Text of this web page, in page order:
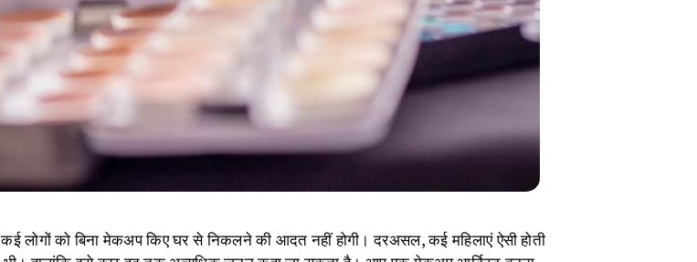
लोगों को बिना मेकअप किए घर से निकलने की आदत नहीं होगी। दरअसल, कई महिलाएं ऐसी होती